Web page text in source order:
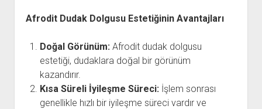
Afrodit Dudak Dolgusu Estetiğinin Avantajları
Doğal Görünüm: Afrodit dudak dolgusu
estetiği, dudaklara doğal bir görünüm
kazandırır.
Kısa Süreli İyileşme Süreci: İşlem sonrası
genellikle hızlı bir iyileşme süreci vardır ve